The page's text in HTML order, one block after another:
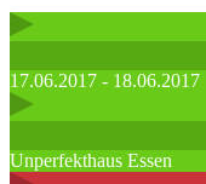
17.06.2017 - 18.06.2017
Unperfekthaus Essen